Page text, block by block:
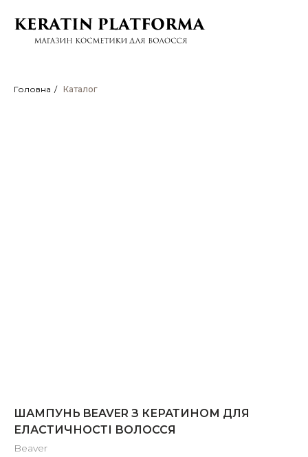
Головна / Каталог
ШАМПУНЬ BEAVER З КЕРАТИНОМ ДЛЯ
ЕЛАСТИЧНОСТІ ВОЛОССЯ
Beaver